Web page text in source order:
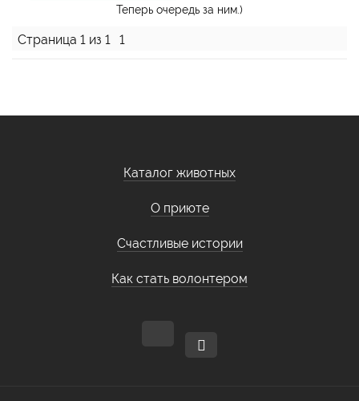
Теперь очередь за ним.)
Страница 1 из 1 1
Каталог животных
О приюте
Счастливые истории
Как стать волонтером